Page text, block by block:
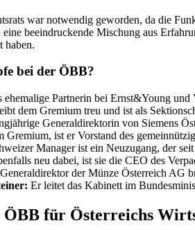
war notwendig geworden, da die
beeindruckende Mischung aus
haben.
bei der ÖBB?
ehemalige Partnerin bei Ernst&Young
dem Gremium treu und ist als
Generaldirektorin von Siemens
Gremium, ist er Vorstand des
Manager ist ein Neuzugang, der
neu dabei, ist sie die CEO des
der Münze Österreich AG
Er leitet das Kabinett im
ÖBB für Österreichs